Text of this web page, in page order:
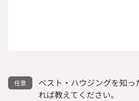
ベスト・ハウジングを知
れば教えてください。